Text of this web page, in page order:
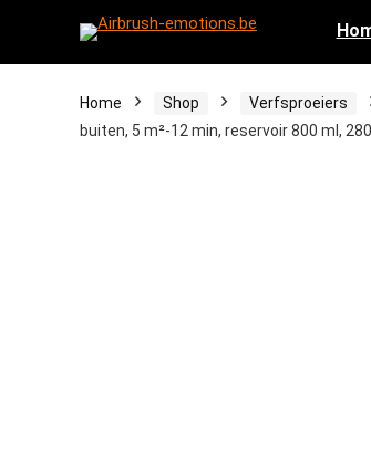
Home Shop Verfsproeiers
buiten, 5 m²-12 min, reservoir 800 ml,